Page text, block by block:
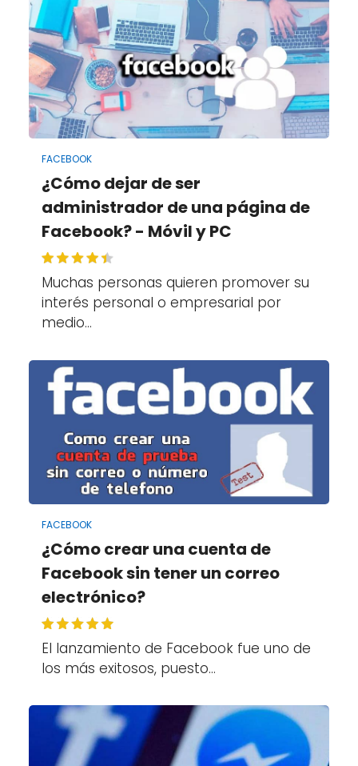
FACEBOOK
¿Cómo dejar de ser
administrador de una página de
Facebook? - Móvil y PC
Muchas personas quieren promover su
interés personal o empresarial por
medio…
FACEBOOK
¿Cómo crear una cuenta de
Facebook sin tener un correo
electrónico?
El lanzamiento de Facebook fue uno de
los más exitosos, puesto…